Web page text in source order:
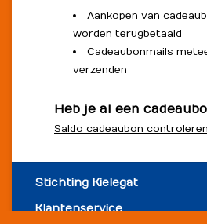
Aankopen van
worden terugbetaald
Cadeaubonmails
verzenden
Heb je al een
Saldo cadeaubon controleren
Stichting Kielegat
Klantenservice